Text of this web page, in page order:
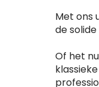
Met ons
de
Of het